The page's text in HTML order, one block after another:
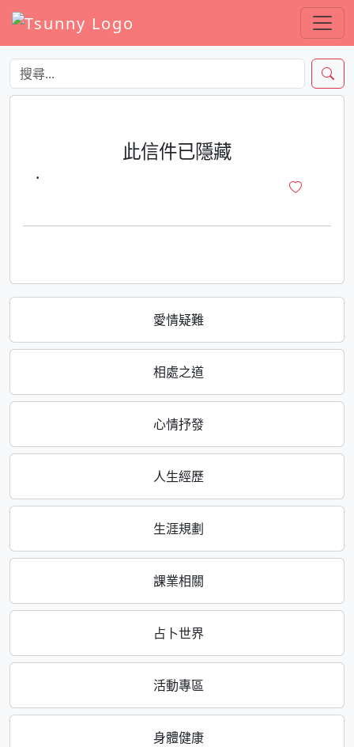
愛情疑難
相處之道
心情抒發
人生經歷
生涯規劃
課業相關
占卜世界
活動專區
身體健康
此信件已隱藏
·